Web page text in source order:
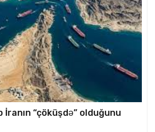
İranın “çöküşdə” olduğunu